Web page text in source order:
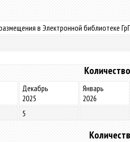
в Электронной библиотеке
Декабрь
2025
Январь
2026
5